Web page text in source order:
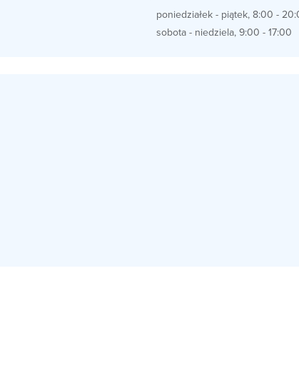
poniedziałek - piątek, 8:00 -
sobota - niedziela, 9:00 - 17:00